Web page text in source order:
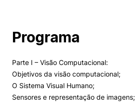
Programa
Parte I – Visão Computacional:
Objetivos da visão computacional;
O Sistema Visual Humano;
Sensores e representação de imagens;